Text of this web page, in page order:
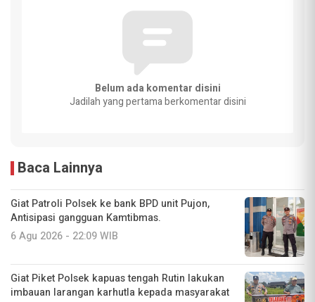
Belum ada komentar disini
Jadilah yang pertama berkomentar disini
Baca Lainnya
Giat Patroli Polsek ke bank BPD unit Pujon,
Antisipasi gangguan Kamtibmas.
6 Agu 2026 - 22:09 WIB
Giat Piket Polsek kapuas tengah Rutin lakukan
imbauan larangan karhutla kepada masyarakat